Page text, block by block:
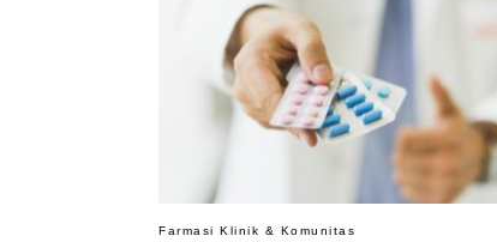
Farmasi Klinik & Komunitas